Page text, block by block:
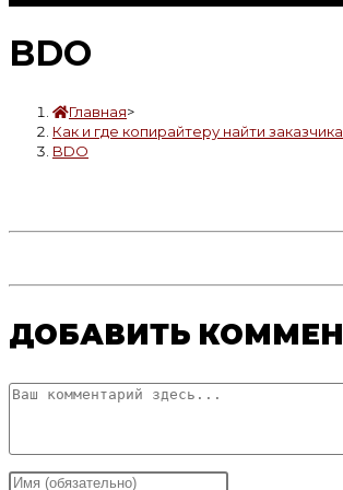
BDO
Главная>
Как и где копирайтеру найти заказчика
BDO
ДОБАВИТЬ
Комментарий
Введите